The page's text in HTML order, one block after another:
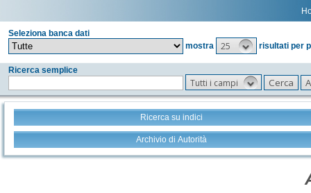
Seleziona banca dati
mostra
25 risultati per
Ricerca semplice
Tutti i campi
Ricerca su indici
Archivio di Autorità